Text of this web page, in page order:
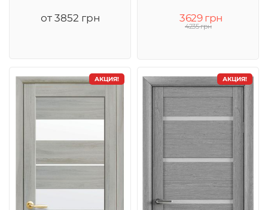
от 3852 грн 3629 грн
4235 грн
АКЦИЯ! АКЦИЯ!